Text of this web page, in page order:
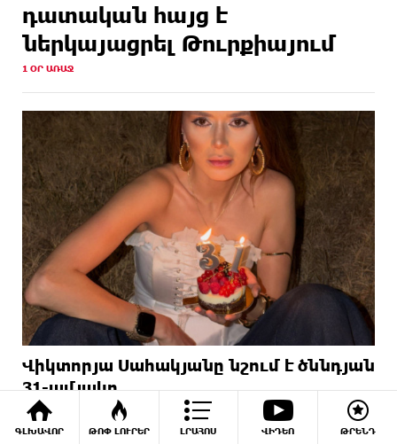
ԳԼԽԱՎՈՐ ԹՈՓ ԼՈՒՐԵՐ ԼՐԱՀՈՍ ՎԻԴԵՈ ԹՐԵՆԴ
դատական հայց է
ներկայացրել Թուրքիայում
1 ՕՐ ԱՌԱՋ
Վիկտորյա Սահակյանը նշում է ծննդյան
31-ամյակը
4 ՕՐ ԱՌԱՋ